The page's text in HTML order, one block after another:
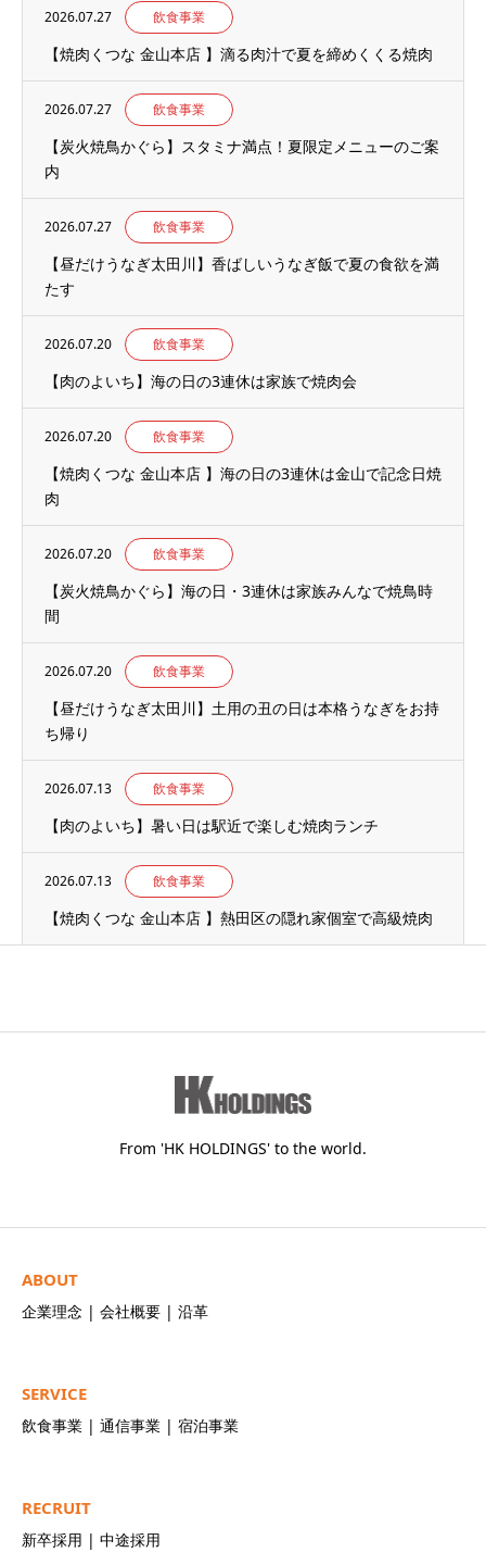
2026.07.27 飲食事業
【焼肉くつな 金山本店 】滴る肉汁で夏を締めくくる焼肉
2026.07.27 飲食事業
【炭火焼鳥かぐら】スタミナ満点！夏限定メニューのご案
内
2026.07.27 飲食事業
【昼だけうなぎ太田川】香ばしいうなぎ飯で夏の食欲を満
たす
2026.07.20 飲食事業
【肉のよいち】海の日の3連休は家族で焼肉会
2026.07.20 飲食事業
【焼肉くつな 金山本店 】海の日の3連休は金山で記念日焼
肉
2026.07.20 飲食事業
【炭火焼鳥かぐら】海の日・3連休は家族みんなで焼鳥時
間
2026.07.20 飲食事業
【昼だけうなぎ太田川】土用の丑の日は本格うなぎをお持
ち帰り
2026.07.13 飲食事業
【肉のよいち】暑い日は駅近で楽しむ焼肉ランチ
2026.07.13 飲食事業
【焼肉くつな 金山本店 】熱田区の隠れ家個室で高級焼肉
From 'HK HOLDINGS' to the world.
ABOUT
企業理念 | 会社概要 | 沿革
SERVICE
飲食事業 | 通信事業 | 宿泊事業
RECRUIT
新卒採用 | 中途採用